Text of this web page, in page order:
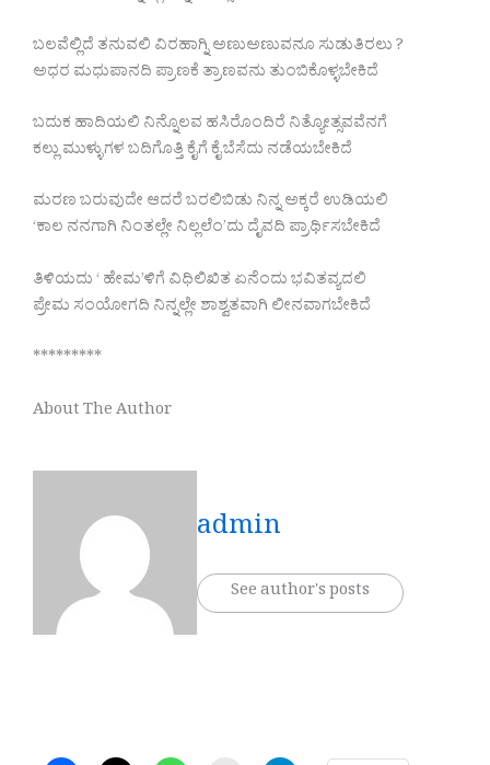
ಬಲವೆಲ್ಲಿದೆ ತನುವಲಿ ವಿರಹಾಗ್ನಿ ಅಣುಅಣುವನೂ ಸುಡುತಿರಲು ?
ಅಧರ ಮಧುಪಾನದಿ ಪ್ರಾಣಕೆ ತ್ರಾಣವನು ತುಂಬಿಕೊಳ್ಳಬೇಕಿದೆ
ಬದುಕ ಹಾದಿಯಲಿ ನಿನ್ನೊಲವ ಹಸಿರೊಂದಿರೆ ನಿತ್ಯೋತ್ಸವವೆನಗೆ
ಕಲ್ಲು ಮುಳ್ಳುಗಳ ಬದಿಗೊತ್ತಿ ಕೈಗೆ ಕೈ ಬೆಸೆದು ನಡೆಯಬೇಕಿದೆ
ಮರಣ ಬರುವುದೇ ಆದರೆ ಬರಲಿಬಿಡು ನಿನ್ನ ಅಕ್ಕರೆ ಉಡಿಯಲಿ
‘ಕಾಲ ನನಗಾಗಿ ನಿಂತಲ್ಲೇ ನಿಲ್ಲಲೆಂ’ದು ದೈವದಿ ಪ್ರಾರ್ಥಿಸಬೇಕಿದೆ
ತಿಳಿಯದು ‘ ಹೇಮ’ಳಿಗೆ ವಿಧಿಲಿಖಿತ ಏನೆಂದು ಭವಿತವ್ಯದಲಿ
ಪ್ರೇಮ ಸಂಯೋಗದಿ ನಿನ್ನಲ್ಲೇ ಶಾಶ್ವತವಾಗಿ ಲೀನವಾಗಬೇಕಿದೆ
*********
About The Author
admin
See author's posts